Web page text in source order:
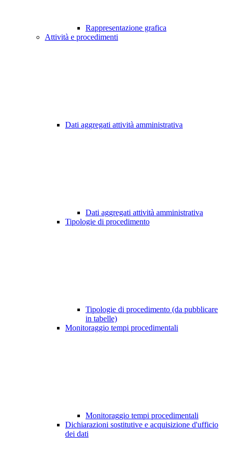
Rappresentazione grafica
Attività e procedimenti
Dati aggregati attività amministrativa
Dati aggregati attività amministrativa
Tipologie di procedimento
Tipologie di procedimento (da pubblicare
in tabelle)
Monitoraggio tempi procedimentali
Monitoraggio tempi procedimentali
Dichiarazioni sostitutive e acquisizione d'ufficio
dei dati